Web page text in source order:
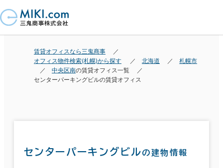
賃貸オフィスなら三鬼商事
オフィス物件検索(札幌)から探す
北海道
札幌市
中央区南の賃貸オフィス一覧
センターパーキングビルの賃貸オフィス
センターパーキングビルの建物情報